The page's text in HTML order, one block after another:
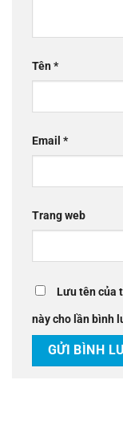
Tên*
Email *
Trang web
Lưu tên của
này cho lần bình